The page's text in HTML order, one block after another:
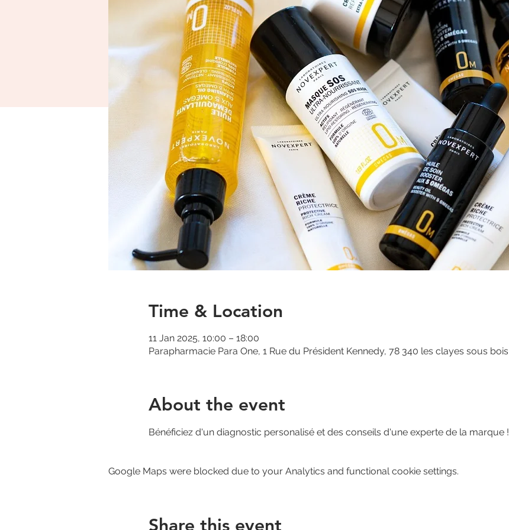
Time & Location
11 Jan 2025, 10:00 – 18:00
Parapharmacie Para One, 1 Rue du Président Kennedy, 78 340 les clayes sous bois
About the event
Bénéficiez d'un diagnostic personalisé et des conseils d'une experte de la marque !
Google Maps were blocked due to your Analytics and functional cookie settings.
Share this event